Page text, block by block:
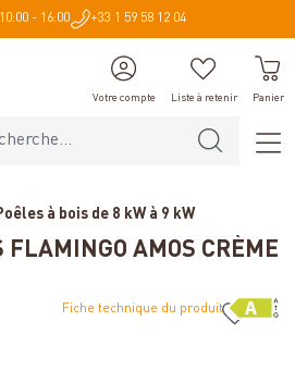
- 16:00 +33 1 59 58 12 04
Votre compte Liste à retenir Panier
à bois de 8 kW à 9 kW
FLAMINGO AMOS CRÈME
Fiche technique du produit